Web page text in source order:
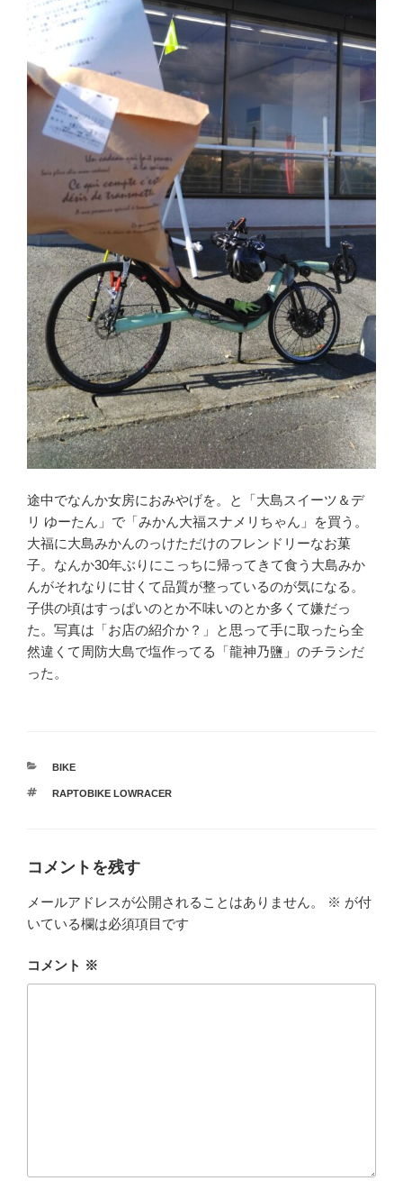
途中でなんか女房におみやげを。と「大島スイーツ＆デ
リ ゆーたん」で「みかん大福スナメリちゃん」を買う。
大福に大島みかんのっけただけのフレンドリーなお菓
子。なんか30年ぶりにこっちに帰ってきて食う大島みか
んがそれなりに甘くて品質が整っているのが気になる。
子供の頃はすっぱいのとか不味いのとか多くて嫌だっ
た。写真は「お店の紹介か？」と思って手に取ったら全
然違くて周防大島で塩作ってる「龍神乃鹽」のチラシだ
った。
カ
ゴ
BIKE
タ
RAPTOBIKE LOWRACER
コメントを残す
メールアドレスが公開されることはありません。 ※ が付
いている欄は必須項目です
コメント ※